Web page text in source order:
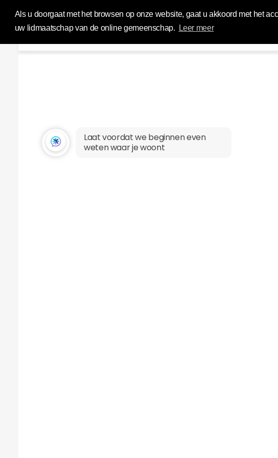
Als u doorgaat met het browsen op onze website, gaat u akkoord met het
uw lidmaatschap van de online gemeenschap.
Leer meer
Influence Your
Laat voordat we beginnen even
weten waar je woont